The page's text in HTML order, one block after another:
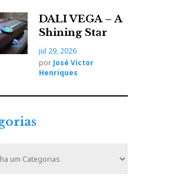
DALI VEGA – A
Shining Star
jul 29, 2026
por José Victor
Henriques